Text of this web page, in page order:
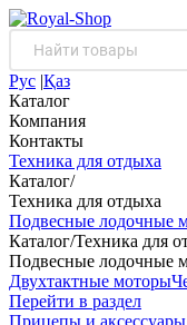
Рус |Қаз
Каталог
Компания
Контакты
Техника для отдыха
Каталог/
Техника для отдыха
Подвесные лодочные
Каталог/Техника для
Подвесные лодочные
Двухтактные моторы
Перейти в раздел
Прицепы и аксессуары